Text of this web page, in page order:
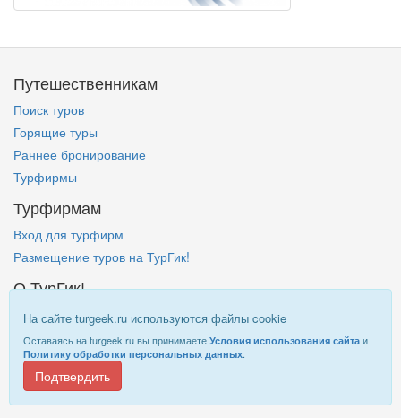
На сайте turgeek.ru используются файлы cookie
Оставаясь на turgeek.ru вы принимаете Условия использования сайта и
Политику обработки персональных данных.
Подтвердить
Путешественникам
Поиск туров
Горящие туры
Раннее бронирование
Турфирмы
Турфирмам
Вход для турфирм
Размещение туров на ТурГик!
О ТурГик!
Кто такой ТурГик?
Правовая информация
Информация наTurGeek.ru